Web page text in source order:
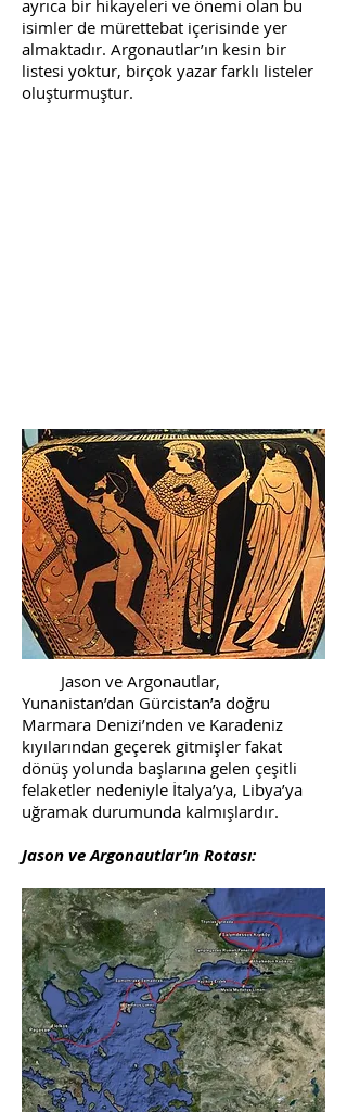
ayrıca bir hikayeleri ve önemi olan bu
isimler de mürettebat içerisinde yer
almaktadır. Argonautlar’ın kesin bir
listesi yoktur, birçok yazar farklı listeler
oluşturmuştur.
Jason ve Argonautlar,
Yunanistan’dan Gürcistan’a doğru
Marmara Denizi’nden ve Karadeniz
kıyılarından geçerek gitmişler fakat
dönüş yolunda başlarına gelen çeşitli
felaketler nedeniyle İtalya’ya, Libya’ya
uğramak durumunda kalmışlardır.
Jason ve Argonautlar’ın Rotası: